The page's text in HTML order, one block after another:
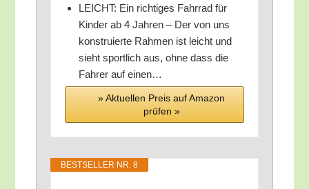
LEICHT: Ein rich­ti­ges Fahr­rad für
Kin­der ab 4 Jah­ren – Der von uns
kon­stru­ier­te Rah­men ist leicht und
sieht sport­lich aus, ohne dass die
Fah­rer auf einen…
» Aktu­el­len Preis auf Ama­zon
prü­fen »
BEST­SEL­LER NR. 8